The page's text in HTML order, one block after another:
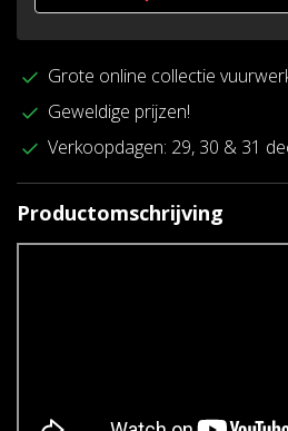
Grote online collectie
Geweldige prijzen!
Verkoopdagen: 29, 30 & 31
Productomschrijving